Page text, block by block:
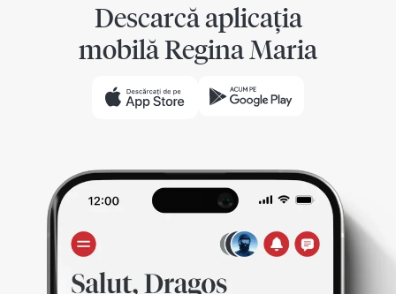
Descarcă aplicația
mobilă Regina Maria